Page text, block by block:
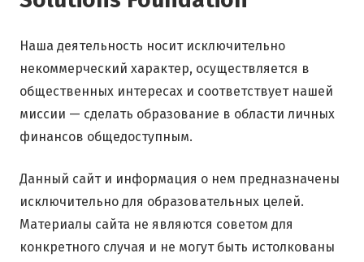
Наша деятельность носит исключительно
некоммерческий характер, осуществляется в
общественных интересах и соответствует нашей
миссии — сделать образование в области личных
финансов общедоступным.
Данный сайт и информация о нем предназначены
исключительно для образовательных целей.
Материалы сайта не являются советом для
конкретного случая и не могут быть истолкованы